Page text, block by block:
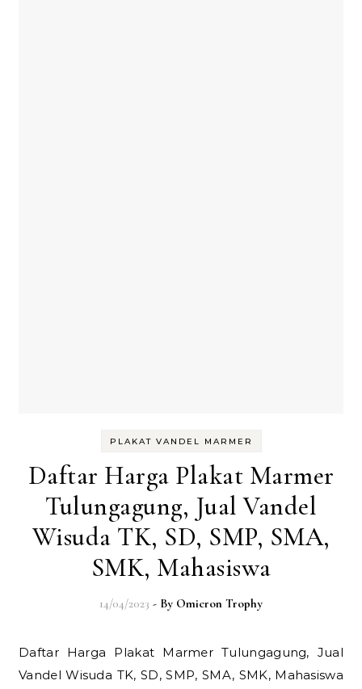
PLAKAT VANDEL MARMER
Daftar Harga Plakat Marmer
Tulungagung, Jual Vandel
Wisuda TK, SD, SMP, SMA,
SMK, Mahasiswa
14/04/2023 - By Omicron Trophy
Daftar Harga Plakat Marmer Tulungagung, Jual
Vandel Wisuda TK, SD, SMP, SMA, SMK, Mahasiswa